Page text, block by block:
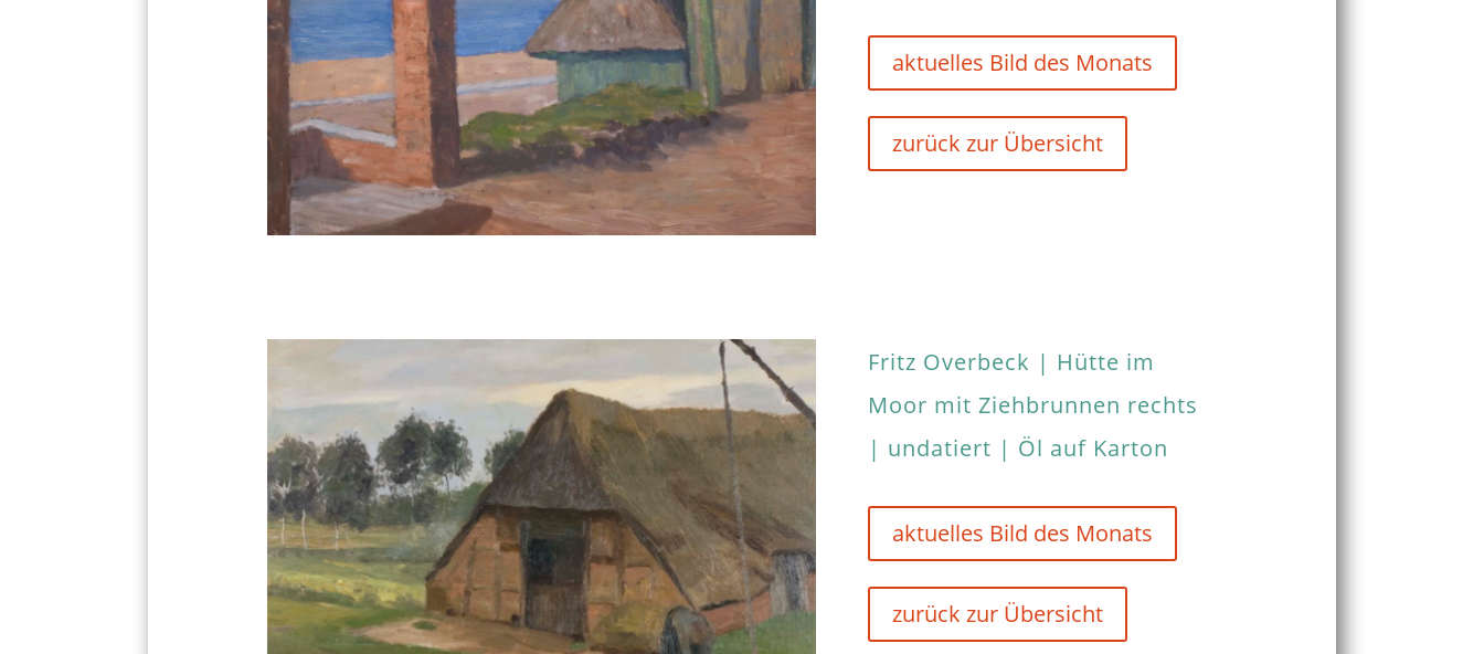
aktuelles Bild des Monats
zurück zur Übersicht
Fritz Overbeck | Hütte im
Moor mit Ziehbrunnen rechts
| undatiert | Öl auf Karton
aktuelles Bild des Monats
zurück zur Übersicht